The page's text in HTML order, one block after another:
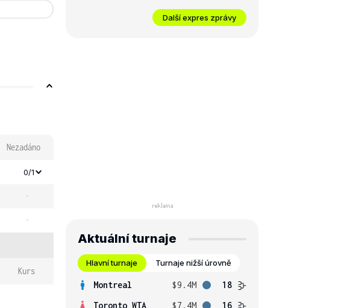
Nezadáno
0/1
-
-
Kurs
Další expres zprávy
Aktuální turnaje
Hlavní turnaje Turnaje nižší úrovně
Montreal $9.4M
18
Toronto WTA
$7.4M 16